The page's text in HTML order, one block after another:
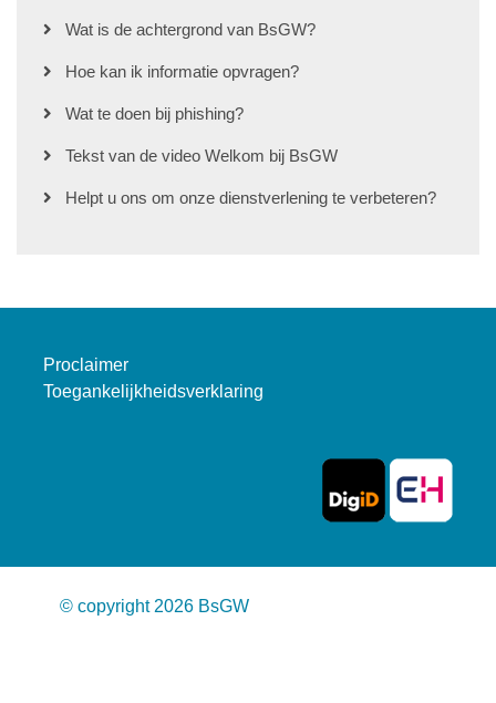
Wat is de achtergrond van BsGW?
Hoe kan ik informatie opvragen?
Wat te doen bij phishing?
Tekst van de video Welkom bij BsGW
Helpt u ons om onze dienstverlening te verbeteren?
Proclaimer
Toegankelijkheidsverklaring
© copyright 2026 BsGW